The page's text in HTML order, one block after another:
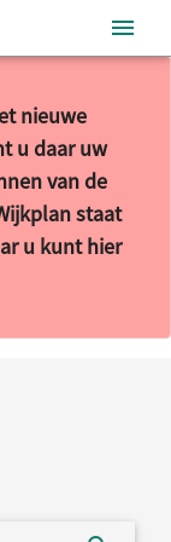
nieuwe
u daar uw
van de
staat
u kunt hier